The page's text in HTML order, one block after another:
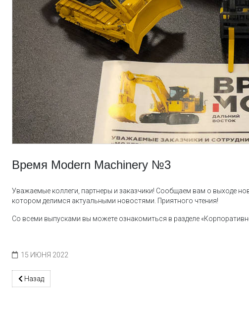
Время Modern Machinery №3
Уважаемые коллеги, партнеры и заказчики! Сообщаем вам о выходе
котором делимся актуальными новостями. Приятного чтения!
Со всеми выпусками вы можете ознакомиться в разделе
15 ИЮНЯ 2022
Предыдущий: Путешествие на участок Конго
Назад